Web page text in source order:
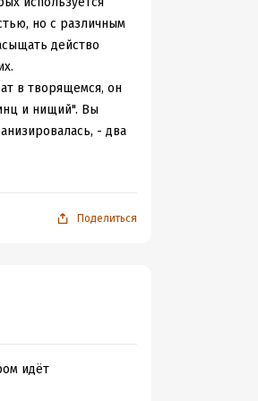
но с различным
действо
в творящемся, он
и нищий". Вы
- два
а нищий
сановники,
хоть что-то
возвращает себе
короля -
Поделиться
идёт